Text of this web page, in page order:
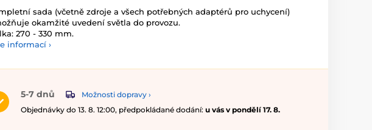
sada (včetně zdroje a všech potřebných adaptérů pro uchycení)
okamžité uvedení světla do provozu.
270 - 330 mm.
informací ›
5-7 dnů
Možnosti dopravy ›
Objednávky do 13. 8. 12:00, předpokládané dodání: u vás v pondělí 17. 8.